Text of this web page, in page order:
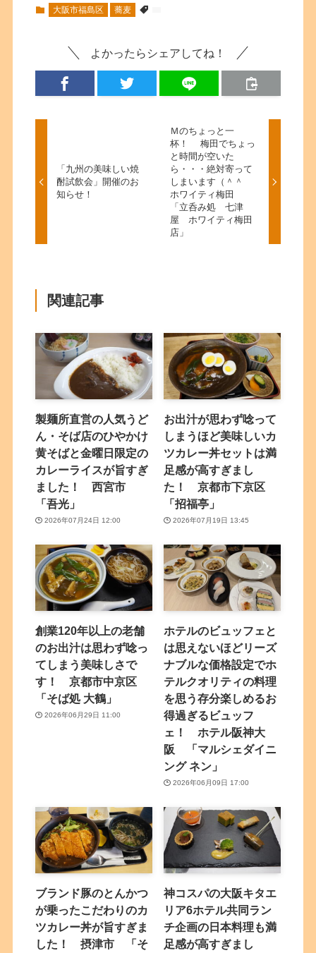
大阪市福島区 蕎麦
よかったらシェアしてね！
「九州の美味しい焼
酎試飲会」開催のお
知らせ！
Ｍのちょっと一
杯！ 梅田でちょっ
と時間が空いた
ら・・・絶対寄って
しまいます（＾＾
ホワイティ梅田
「立呑み処 七津
屋 ホワイティ梅田
店」
関連記事
製麺所直営の人気うど
ん・そば店のひやかけ
黄そばと金曜日限定の
カレーライスが旨すぎ
ました！ 西宮市
「吾光」
2026年07月24日 12:00
お出汁が思わず唸って
しまうほど美味しいカ
ツカレー丼セットは満
足感が高すぎまし
た！ 京都市下京区
「招福亭」
2026年07月19日 13:45
創業120年以上の老舗
のお出汁は思わず唸っ
てしまう美味しさで
す！ 京都市中京区
「そば処 大鶴」
2026年06月29日 11:00
ホテルのビュッフェと
は思えないほどリーズ
ナブルな価格設定でホ
テルクオリティの料理
を思う存分楽しめるお
得過ぎるビュッフ
ェ！ ホテル阪神大
阪 「マルシェダイニ
ング ネン」
2026年06月09日 17:00
ブランド豚のとんかつ
が乗ったこだわりのカ
ツカレー丼が旨すぎま
した！ 摂津市 「そ
神コスパの大阪キタエ
リア6ホテル共同ラン
チ企画の日本料理も満
足感が高すぎまし